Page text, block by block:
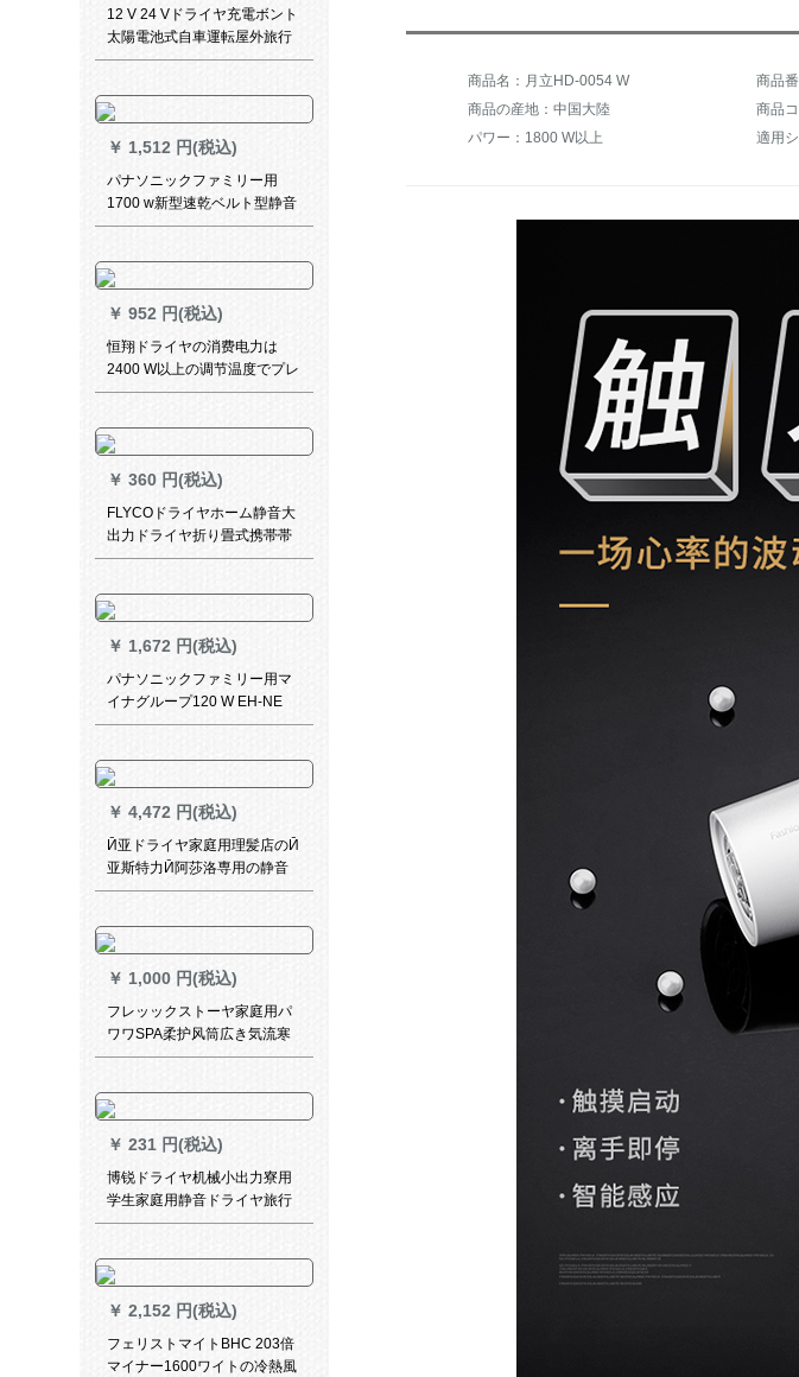
12 V 24 Vドライヤ充電ボント
太陽電池式自車運転屋外旅行
ドライヤカー霧除去用ドライ
工事/バス/トラック
￥ 1,512 円(税込)
パナソニックファミリー用
1700 w新型速乾ベルト型静音
ママキオ吹风筒EH-WNE 6 A
￥ 952 円(税込)
恒翔ドライヤの消费电力は
2400 W以上の调节温度でプレ
ゼドラヤのHX 8846です。
￥ 360 円(税込)
FLYCOドライヤホーム静音大
出力ドライヤ折り畳式携帯帯
ドライヤ-FH 6257標準装備
￥ 1,672 円(税込)
パナソニックファミリー用マ
イナグループ120 W EH-NE
11-Vパンプレ前売金
￥ 4,472 円(税込)
Ӣ亚ドライヤ家庭用理髪店のӢ
亚斯特力Ӣ阿莎洛専用の静音
ドラヤバレーサ色で、スプロ
￥ 1,000 円(税込)
フレッックストーヤ家庭用パ
ワワSPA柔护风筒広き気流寒
冷热风恒温护发速乾发型
￥ 231 円(税込)
博锐ドライヤ机械小出力寮用
学生家庭用静音ドライヤ旅行
冷热风折りしたみみみの爆発
￥ 2,152 円(税込)
フェリストマイトBHC 203倍
マイナー1600ワイトの冷熱風
商品名：月立HD-0054 W 商品
商品の産地：中国大陸
商品
パワー：1800 W以上
適用